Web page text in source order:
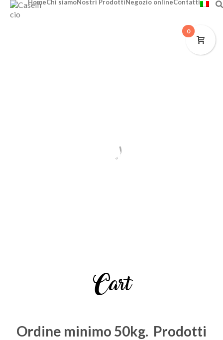
HomeChi siamoNostri ProdottiNegozio onlineContatti
E-commerce
Cart
Ordine minimo 50kg. Prodotti
0